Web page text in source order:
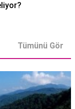
Tümünü Gör